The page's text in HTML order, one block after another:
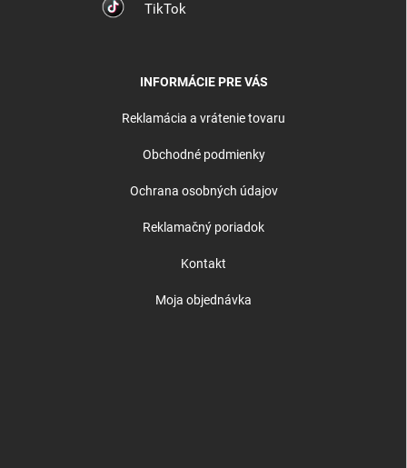
TikTok
INFORMÁCIE PRE VÁS
Reklamácia a vrátenie tovaru
Obchodné podmienky
Ochrana osobných údajov
Reklamačný poriadok
Kontakt
Moja objednávka